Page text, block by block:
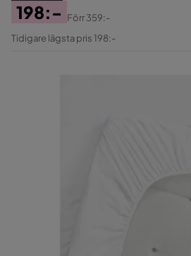
Pris
198:-
Original
Förr359:-
Tidigare lägsta pris 198:-